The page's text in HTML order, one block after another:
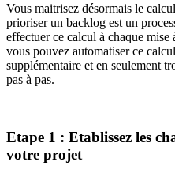
Vous maitrisez désormais le
prioriser un backlog est un
effectuer ce calcul à chaque
vous pouvez automatiser ce
supplémentaire et en seulement
pas à pas.
Etape 1 : Etablissez les
votre projet